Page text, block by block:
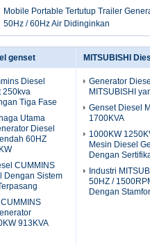
Mobile Portable Tertutup Trailer
50Hz / 60Hz Air Didinginkan
genset
Diesel
250kva
Tiga Fase
Utama
Diesel
60HZ
CUMMINS
Dengan Sistem
913KVA
MITSUBISHI
Generator
MITSUBISHI
Genset Diesel
1700KVA
1000KW
Mesin Diesel
Dengan
Industri
50HZ /
Dengan